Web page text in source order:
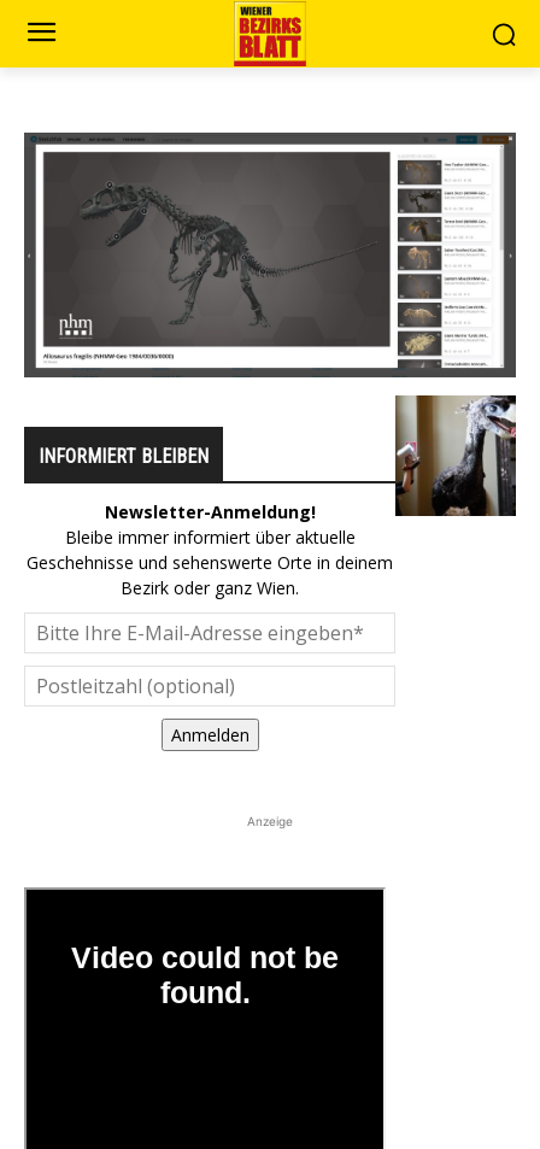
INFORMIERT BLEIBEN
Newsletter-Anmeldung!
Bleibe immer informiert über aktuelle
Geschehnisse und sehenswerte Orte in deinem
Bezirk oder ganz Wien.
Anmelden
Anzeige